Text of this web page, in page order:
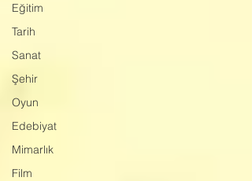
Eğitim
Tarih
Sanat
Şehir
Oyun
Edebiyat
Mimarlık
Film